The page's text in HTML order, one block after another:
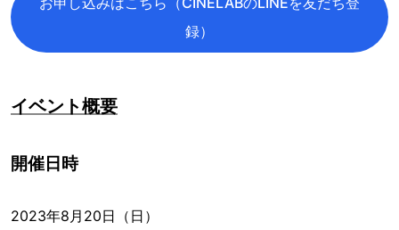
録）
イベント概要
開催日時
2023年8月20日（日）